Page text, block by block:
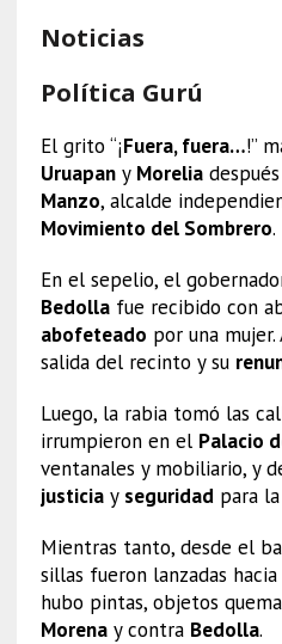
Noticias
Política Gurú
El grito “¡Fuera, fuera…!”
Uruapany Morelia
Manzo, alcalde
Movimiento del Sombrero.
En el sepelio, el
Bedollafue recibido con
abofeteado por una
salida del recinto y su
Luego, la rabia tomó las
irrumpieron en el Palacio
ventanales y mobiliario, y
justiciay seguridadpara la
Mientras tanto, desde el
sillas fueron lanzadas
hubo pintas, objetos
Morenay contra Bedolla.